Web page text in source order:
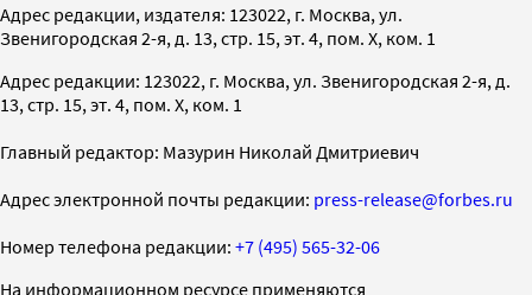
Адрес редакции, издателя: 123022, г. Москва, ул.
Звенигородская 2-я, д. 13, стр. 15, эт. 4, пом. X, ком. 1
Адрес редакции: 123022, г. Москва, ул. Звенигородская 2-я, д.
13, стр. 15, эт. 4, пом. X, ком. 1
Главный редактор: Мазурин Николай Дмитриевич
Адрес электронной почты редакции: press-release@forbes.ru
Номер телефона редакции: +7 (495) 565-32-06
На информационном ресурсе применяются